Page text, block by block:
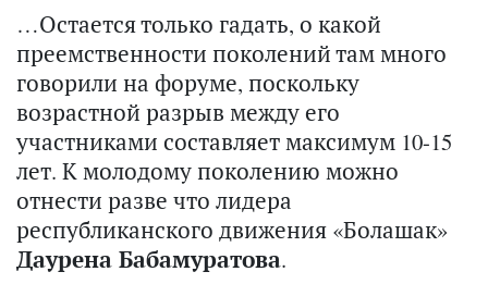
…Остается только гадать, о какой
преемственности поколений там много
говорили на форуме, поскольку
возрастной разрыв между его
участниками составляет максимум 10-15
лет. К молодому поколению можно
отнести разве что лидера
республиканского движения «Болашак»
Даурена Бабамуратова.